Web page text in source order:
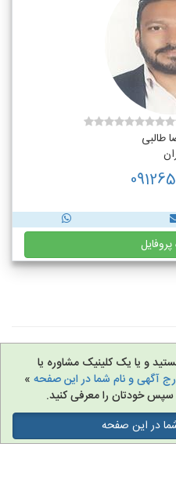
طالبی
و یا یک کلینیک مشاوره یا
آگهی و نام شما در این صفحه »
سپس خودتان را معرفی کنید.
در این صفحه